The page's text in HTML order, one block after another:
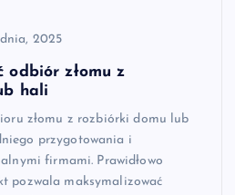
2025
odbiór złomu z
hali
złomu z rozbiórki domu lub
przygotowania i
firmami. Prawidłowo
pozwala maksymalizować